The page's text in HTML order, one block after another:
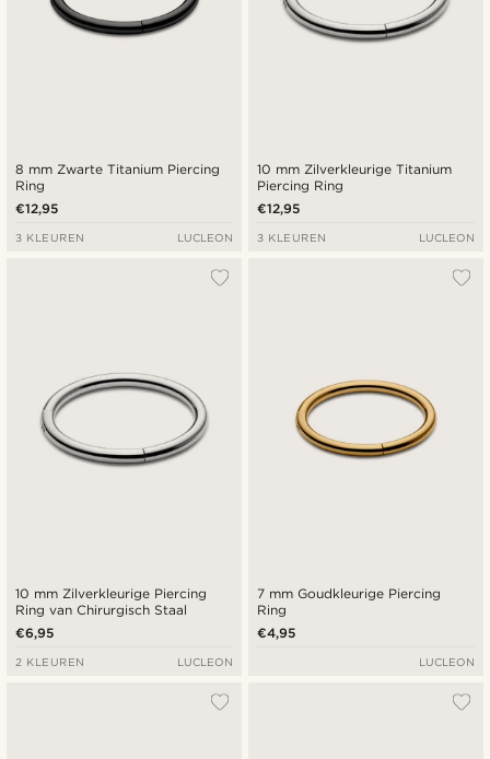
8 mm Zwarte Titanium Piercing
Ring
€12,95
3 KLEUREN LUCLEON
10 mm Zilverkleurige Titanium
Piercing Ring
€12,95
3 KLEUREN LUCLEON
10 mm Zilverkleurige Piercing
Ring van Chirurgisch Staal
€6,95
2 KLEUREN LUCLEON
7 mm Goudkleurige Piercing
Ring
€4,95
LUCLEON